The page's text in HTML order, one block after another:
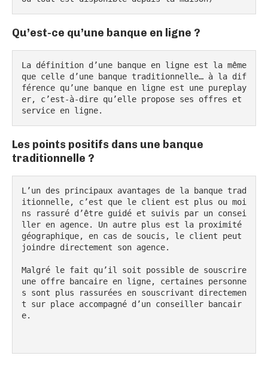
Qu’est-ce qu’une banque en ligne ?
La définition d’une banque en ligne est la même
que celle d’une banque traditionnelle… à la dif
férence qu’une banque en ligne est une pureplay
er, c’est-à-dire qu’elle propose ses offres et
service en ligne.
Les points positifs dans une banque
traditionnelle ?
L’un des principaux avantages de la banque trad
itionnelle, c’est que le client est plus ou moi
ns rassuré d’être guidé et suivis par un consei
ller en agence. Un autre plus est la proximité
géographique, en cas de soucis, le client peut
joindre directement son agence.
Malgré le fait qu’il soit possible de souscrire
une offre bancaire en ligne, certaines personne
s sont plus rassurées en souscrivant directemen
t sur place accompagné d’un conseiller bancair
e.